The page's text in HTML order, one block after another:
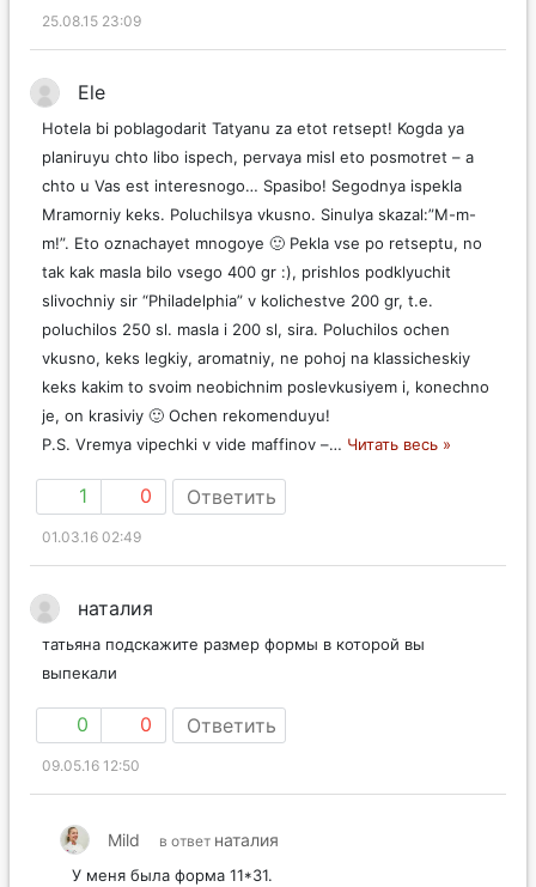
25.08.15 23:09
Ele
Hotela bi poblagodarit Tatyanu za etot retsept! Kogda ya
planiruyu chto libo ispech, pervaya misl eto posmotret – a
chto u Vas est interesnogo… Spasibo! Segodnya ispekla
Mramorniy keks. Poluchilsya vkusno. Sinulya skazal:”M-m-
m!”. Eto oznachayet mnogoye 🙂 Pekla vse po retseptu, no
tak kak masla bilo vsego 400 gr :), prishlos podklyuchit
slivochniy sir “Philadelphia” v kolichestve 200 gr, t.e.
poluchilos 250 sl. masla i 200 sl, sira. Poluchilos ochen
vkusno, keks legkiy, aromatniy, ne pohoj na klassicheskiy
keks kakim to svoim neobichnim poslevkusiyem i, konechno
je, on krasiviy 🙂 Ochen rekomenduyu!
P.S. Vremya vipechki v vide maffinov –… Читать весь »
1 0 Ответить
01.03.16 02:49
наталия
татьяна подскажите размер формы в которой вы
выпекали
0 0 Ответить
09.05.16 12:50
Mild в ответ наталия
У меня была форма 11*31.